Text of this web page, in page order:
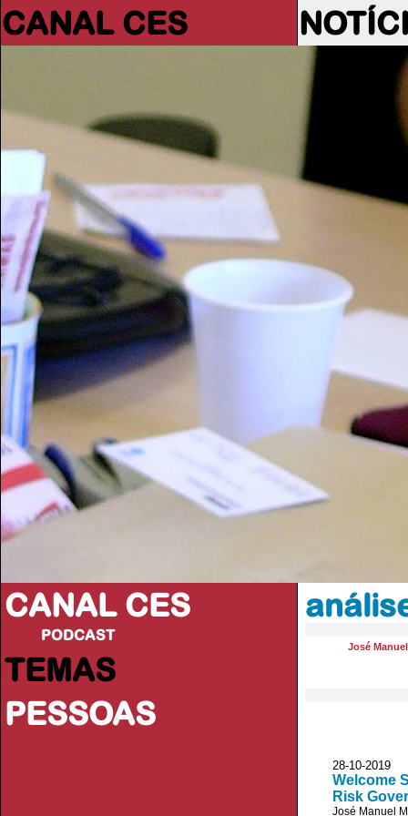
CANAL CES
CANAL CES
PODCAST
TEMAS
PESSOAS
José
28-10-
Welcome
Risk
José Manuel